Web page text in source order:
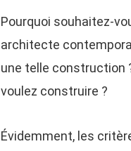
Pourquoi souhaitez-
architecte
une telle construction
voulez construire ?
Évidemment, les